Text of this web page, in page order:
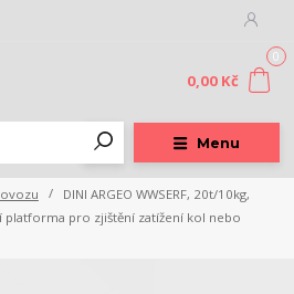
Menu
0
0,00 Kč
DINI ARGEO WWSERF, 20t/10kg,
platforma pro zjištění zatížení kol nebo